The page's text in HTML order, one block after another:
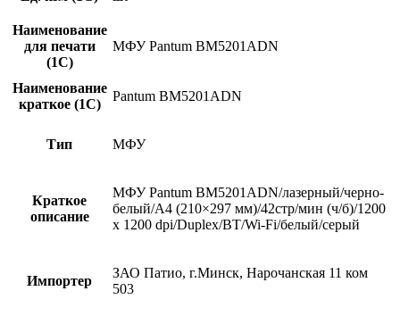
Наименование
для печати
(1С)
МФУ Pantum BM5201ADN
Наименование
краткое (1C)
Pantum BM5201ADN
Тип МФУ
Краткое
описание
МФУ Pantum BM5201ADN/лазерный/черно-
белый/A4 (210×297 мм)/42стр/мин (ч/б)/1200
x 1200 dpi/Duplex/BT/Wi-Fi/белый/серый
Импортер
ЗАО Патио, г.Минск, Нарочанская 11 ком
503